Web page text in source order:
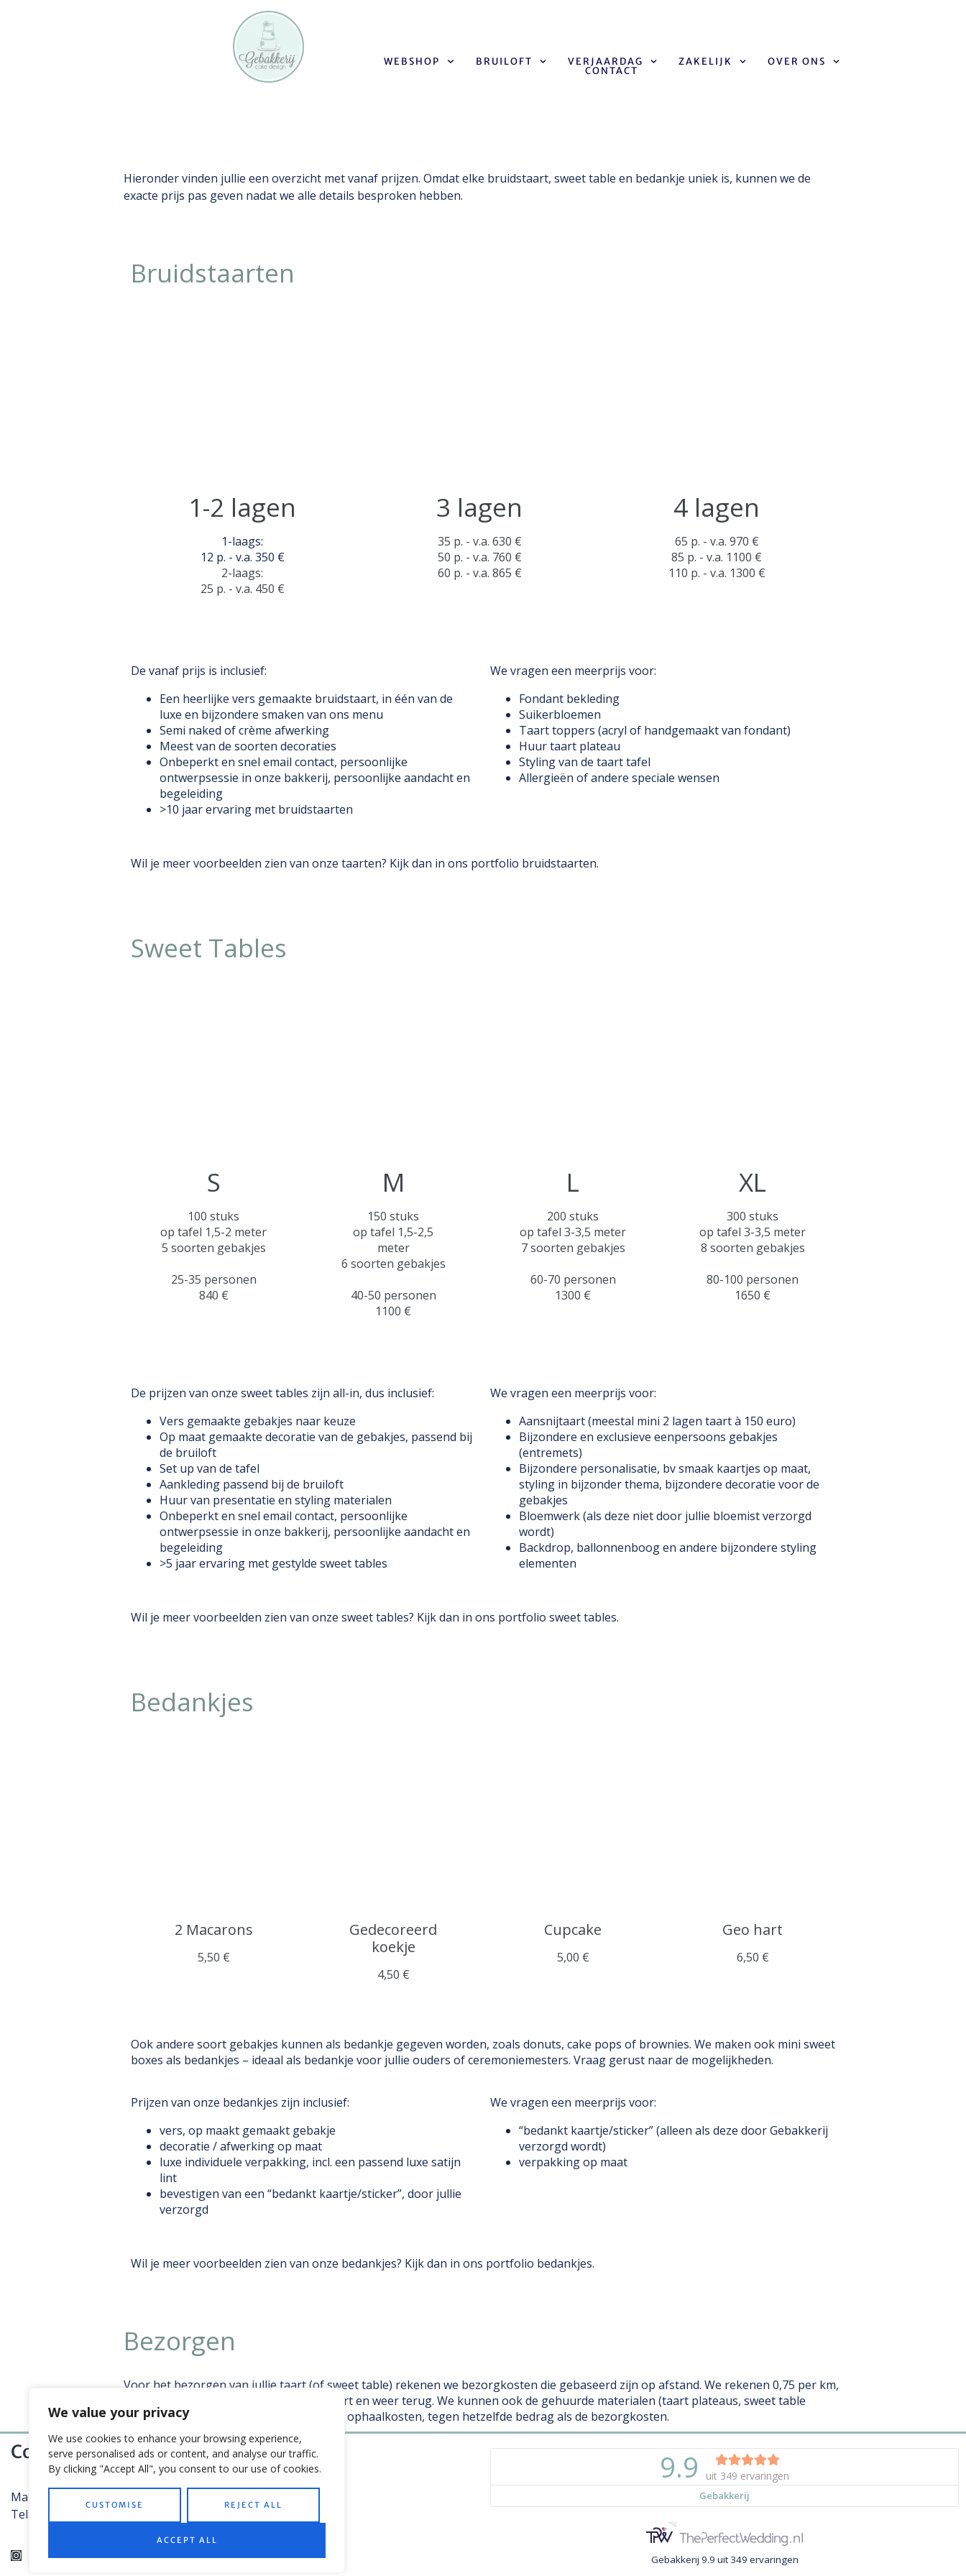
We value your privacy
We use cookies to enhance your browsing experience,
serve personalised ads or content, and analyse our traffic.
By clicking "Accept All", you consent to our use of cookies.
CUSTOMISE REJECT ALL
ACCEPT ALL
WEBSHOP BRUILOFT VERJAARDAG ZAKELIJK OVER ONS
CONTACT
Hieronder vinden jullie een overzicht met vanaf prijzen. Omdat elke bruidstaart, sweet table en bedankje uniek is, kunnen we de
exacte prijs pas geven nadat we alle details besproken hebben.
Bruidstaarten
1-2 lagen
1-laags:
12 p. - v.a. 350 €
2-laags:
25 p. - v.a. 450 €
3 lagen
35 p. - v.a. 630 €
50 p. - v.a. 760 €
60 p. - v.a. 865 €
4 lagen
65 p. - v.a. 970 €
85 p. - v.a. 1100 €
110 p. - v.a. 1300 €
De vanaf prijs is inclusief:
Een heerlijke vers gemaakte bruidstaart, in één van de
luxe en bijzondere smaken van ons menu
Semi naked of crème afwerking
Meest van de soorten decoraties
Onbeperkt en snel email contact, persoonlijke
ontwerpsessie in onze bakkerij, persoonlijke aandacht en
begeleiding
>10 jaar ervaring met bruidstaarten
We vragen een meerprijs voor:
Fondant bekleding
Suikerbloemen
Taart toppers (acryl of handgemaakt van fondant)
Huur taart plateau
Styling van de taart tafel
Allergieën of andere speciale wensen
Wil je meer voorbeelden zien van onze taarten? Kijk dan in ons portfolio bruidstaarten.
Sweet Tables
S
100 stuks
op tafel 1,5-2 meter
5 soorten gebakjes
25-35 personen
840 €
M
150 stuks
op tafel 1,5-2,5
meter
6 soorten gebakjes
40-50 personen
1100 €
L
200 stuks
op tafel 3-3,5 meter
7 soorten gebakjes
60-70 personen
1300 €
XL
300 stuks
op tafel 3-3,5 meter
8 soorten gebakjes
80-100 personen
1650 €
De prijzen van onze sweet tables zijn all-in, dus inclusief:
Vers gemaakte gebakjes naar keuze
Op maat gemaakte decoratie van de gebakjes, passend bij
de bruiloft
Set up van de tafel
Aankleding passend bij de bruiloft
Huur van presentatie en styling materialen
Onbeperkt en snel email contact, persoonlijke
ontwerpsessie in onze bakkerij, persoonlijke aandacht en
begeleiding
>5 jaar ervaring met gestylde sweet tables
We vragen een meerprijs voor:
Aansnijtaart (meestal mini 2 lagen taart à 150 euro)
Bijzondere en exclusieve eenpersoons gebakjes
(entremets)
Bijzondere personalisatie, bv smaak kaartjes op maat,
styling in bijzonder thema, bijzondere decoratie voor de
gebakjes
Bloemwerk (als deze niet door jullie bloemist verzorgd
wordt)
Backdrop, ballonnenboog en andere bijzondere styling
elementen
Wil je meer voorbeelden zien van onze sweet tables? Kijk dan in ons portfolio sweet tables.
Bedankjes
2 Macarons
5,50 €
Gedecoreerd
koekje
4,50 €
Cupcake
5,00 €
Geo hart
6,50 €
Ook andere soort gebakjes kunnen als bedankje gegeven worden, zoals donuts, cake pops of brownies. We maken ook mini sweet
boxes als bedankjes – ideaal als bedankje voor jullie ouders of ceremoniemesters. Vraag gerust naar de mogelijkheden.
Prijzen van onze bedankjes zijn inclusief:
vers, op maakt gemaakt gebakje
decoratie / afwerking op maat
luxe individuele verpakking, incl. een passend luxe satijn
lint
bevestigen van een “bedankt kaartje/sticker”, door jullie
verzorgd
We vragen een meerprijs voor:
“bedankt kaartje/sticker” (alleen als deze door Gebakkerij
verzorgd wordt)
verpakking op maat
Wil je meer voorbeelden zien van onze bedankjes? Kijk dan in ons portfolio bedankjes.
Bezorgen
Voor het bezorgen van jullie taart (of sweet table) rekenen we bezorgkosten die gebaseerd zijn op afstand. We rekenen 0,75 per km,
gerekend vanaf onze studio in Amersfoort en weer terug. We kunnen ook de gehuurde materialen (taart plateaus, sweet table
styling) ophalen. In dat geval rekenen we ophaalkosten, tegen hetzelfde bedrag als de bezorgkosten.
Contact
Mail:
Tel: 06 11 87 57 47
Gebakkerij 9.9 uit 349 ervaringen